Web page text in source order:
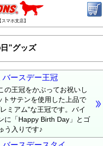
マホ支店】
”グッズ
バースデー王冠
の王冠をかぶってお祝いし
トサテンを使用した上品で
ミアム”な王冠です。バイ
に「Happy Birth Day」とゴ
う入りです♪